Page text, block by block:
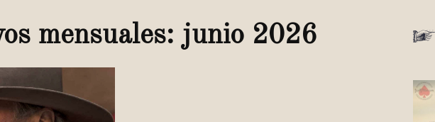
mensuales: junio 2026